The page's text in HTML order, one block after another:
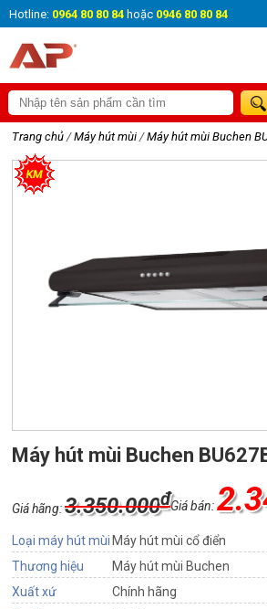
Hotline: 0964 80 80 84 hoặc 0946 80 80 84
Trang chủ / Máy hút mùi / Máy hút mùi Buchen
Máy hút mùi Buchen
Giá bán:
Giá hãng:3.350.000₫
Loại máy hút mùi Máy hút mùi cổ điển
Thương hiệu
Máy hút mùi Buchen
Xuất xứ
Chính hãng